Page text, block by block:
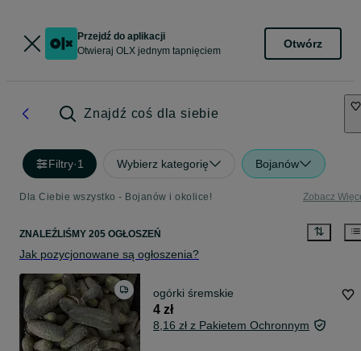
Przejdź do aplikacji
Otwieraj OLX jednym tapnięciem
Otwórz
Znajdź coś dla siebie
Filtry·1 Wybierz kategorię Bojanów
Dla Ciebie wszystko - Bojanów i okolice! Zobacz
ZNALEŹLIŚMY 205 OGŁOSZEŃ
Jak pozycjonowane są ogłoszenia?
ogórki śremskie
4 zł
8,16 zł z Pakietem Ochronnym